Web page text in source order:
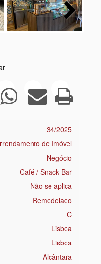
Next
34/2025
de Imóvel
Negócio
Café / Snack Bar
Não se aplica
Remodelado
C
Lisboa
Lisboa
Alcântara